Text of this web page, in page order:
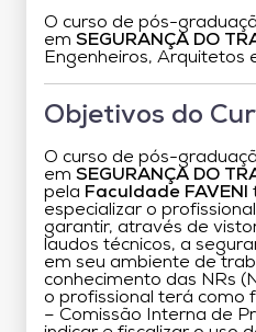
O curso de pós-
em SEGURANÇA DO
Engenheiros, Arquitetos
Objetivos do
O curso de pós-
em SEGURANÇA DO
pela Faculdade FAVENI
especializar o
garantir, através de
laudos técnicos, a
em seu ambiente de
conhecimento das NRs
o profissional terá como
– Comissão Interna de